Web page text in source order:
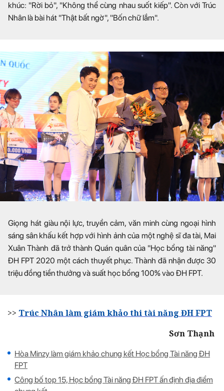
khúc: "Rời bỏ", "Không thể cùng nhau suốt kiếp". Còn với Trúc
Nhân là bài hát "Thật bất ngờ", "Bốn chữ lắm".
Giọng hát giàu nội lực, truyền cảm, văn minh cùng ngoại hình
sáng sân khấu kết hợp với hình ảnh của một nghệ sĩ đa tài, Mai
Xuân Thành đã trở thành Quán quân của "Học bổng tài năng"
ĐH FPT 2020 một cách thuyết phục. Thành đã nhận được 30
triệu đồng tiền thưởng và suất học bổng 100% vào ĐH FPT.
>> Trúc Nhân làm giám khảo thi tài năng ĐH FPT
Sơn Thạnh
Hòa Minzy làm giám khảo chung kết Học bổng Tài năng ĐH
FPT
Công bố top 15, Học bổng Tài năng ĐH FPT ấn định địa điểm